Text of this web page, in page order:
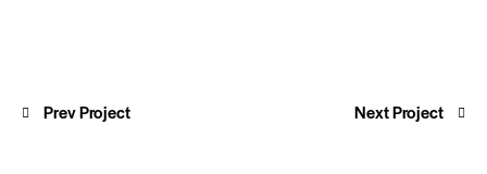
Prev Project Next Project